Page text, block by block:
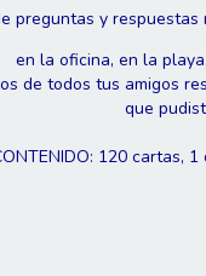
preguntas y
en la oficina, en la
de todos tus amigos
que
120 cartas,